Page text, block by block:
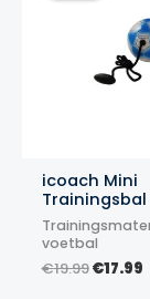
icoach Mini
Trainingsbal
voetbal
€19.99€17.99